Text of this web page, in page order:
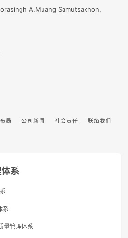
A.Muang Samutsakhon,
局 公司新闻 社会责任 联络我们
系
系
量管理体系